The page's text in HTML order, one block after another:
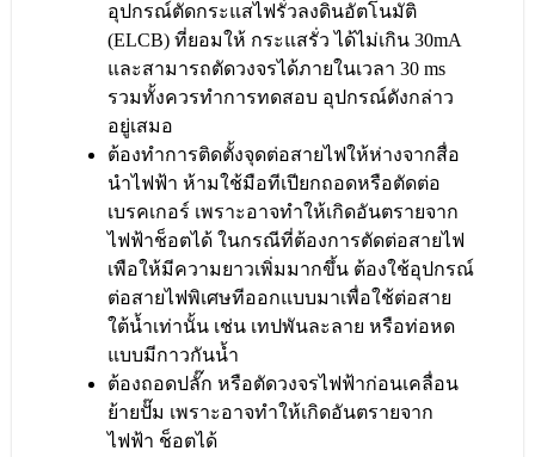
อุปกรณ์ตัดกระแสไฟรั่วลงดินอัตโนมัติ
(ELCB) ที่ยอมให้ กระแสรั่ว ได้ไม่เกิน 30mA
และสามารถตัดวงจรได้ภายในเวลา 30 ms
รวมทั้งควรทำการทดสอบ อุปกรณ์ดังกล่าว
อยู่เสมอ
ต้องทำการติดตั้งจุดต่อสายไฟให้ห่างจากสื่อ
นำไฟฟ้า ห้ามใช้มือทีเปียกถอดหรือตัดต่อ
เบรคเกอร์ เพราะอาจทำให้เกิดอันตรายจาก
ไฟฟ้าช็อตได้ ในกรณีที่ต้องการตัดต่อสายไฟ
เพือให้มีความยาวเพิ่มมากขึ้น ต้องใช้อุปกรณ์
ต่อสายไฟพิเศษทีออกแบบมาเพื่อใช้ต่อสาย
ใต้น้ำเท่านั้น เช่น เทปพันละลาย หรือท่อหด
แบบมีกาวกันน้ำ
ต้องถอดปลั๊ก หรือตัดวงจรไฟฟ้าก่อนเคลื่อน
ย้ายปั๊ม เพราะอาจทำให้เกิดอันตรายจาก
ไฟฟ้า ช็อตได้